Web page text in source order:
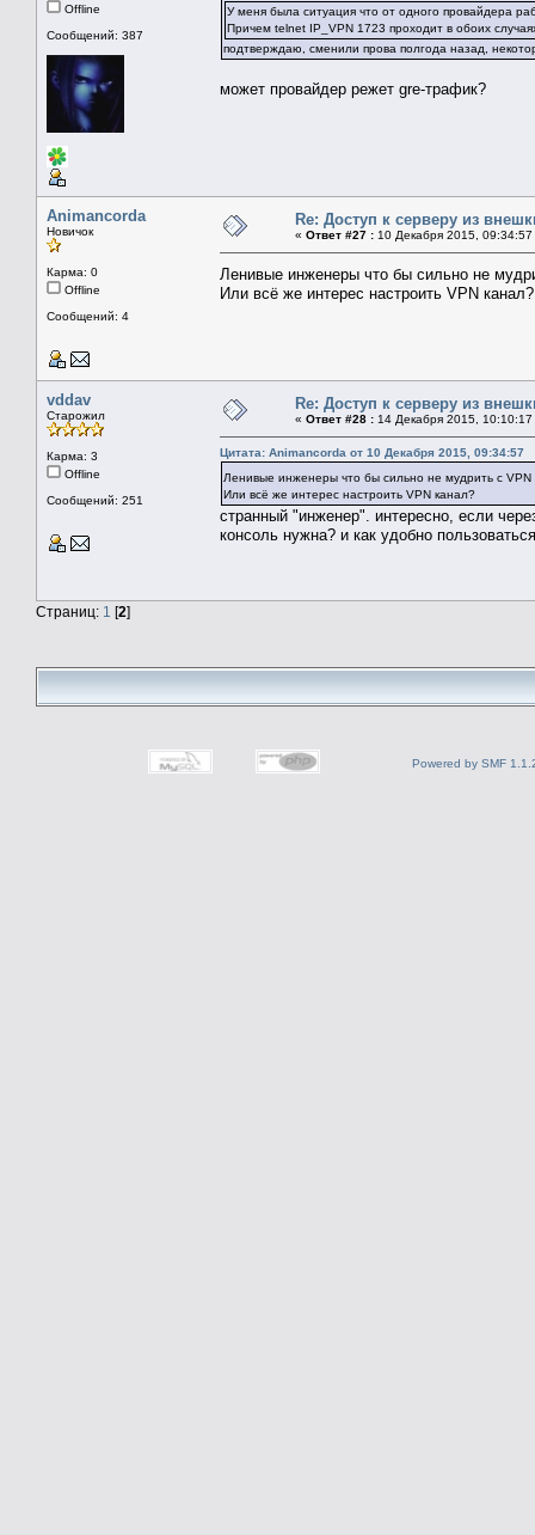
Offline
Сообщений: 387
У меня была ситуация что от одного провайдера
Причем telnet IP_VPN 1723 проходит в обоих
подтверждаю, сменили прова полгода назад,
может провайдер режет gre-трафик?
Animancorda
Новичок
Карма: 0
Offline
Сообщений: 4
Re: Доступ к серверу из
« Ответ #27 : 10 Декабря 2015, 09:34:57
Ленивые инженеры что бы сильно не
Или всё же интерес настроить VPN канал?
vddav
Старожил
Карма: 3
Offline
Сообщений: 251
Re: Доступ к серверу из
« Ответ #28 : 14 Декабря 2015, 10:10:17
Цитата: Animancorda от 10 Декабря 2015, 09:34:57
Ленивые инженеры что бы сильно не мудрить с
Или всё же интерес настроить VPN канал?
странный "инженер". интересно, если
консоль нужна? и как удобно
Страниц: 1 [2]
Powered by SMF